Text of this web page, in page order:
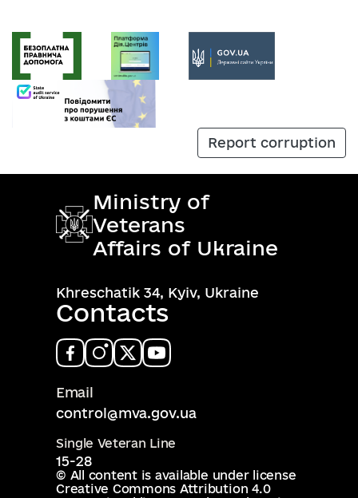
Report corruption
Ministry of
Veterans
Affairs of Ukraine
Khreschatik 34, Kyiv, Ukraine
Contacts
Email
control@mva.gov.ua
Single Veteran Line
15-28
© All content is available under license
Creative Commons Attribution 4.0